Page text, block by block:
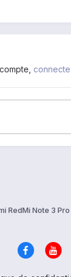
RedMi Note 3